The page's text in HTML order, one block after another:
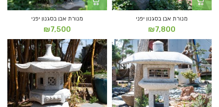
מנורת אבן בסגנון יפני
₪7,800
מנורת אבן בסגנון יפני
₪7,500